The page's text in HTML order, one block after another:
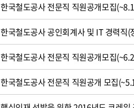
한국철도공사 전문직 직원공개모집
한국철도공사 공인회계사 및 IT 경력직
한국철도공사 전문직 직원공개모집
한국철도공사 전문직 직원공개 모집